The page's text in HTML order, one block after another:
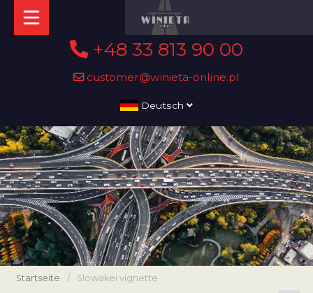
+48 33 813 90 00
customer@winieta-online.pl
Deutsch
Startseite / Slowakei vignette